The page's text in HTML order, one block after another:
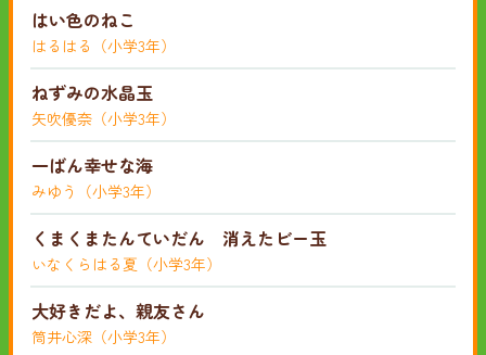
はい色のねこ
はるはる（小学3年）
ねずみの水晶玉
矢吹優奈（小学3年）
一ばん幸せな海
みゆう（小学3年）
くまくまたんていだん 消えたビー玉
いなくらはる夏（小学3年）
大好きだよ、親友さん
筒井心深（小学3年）